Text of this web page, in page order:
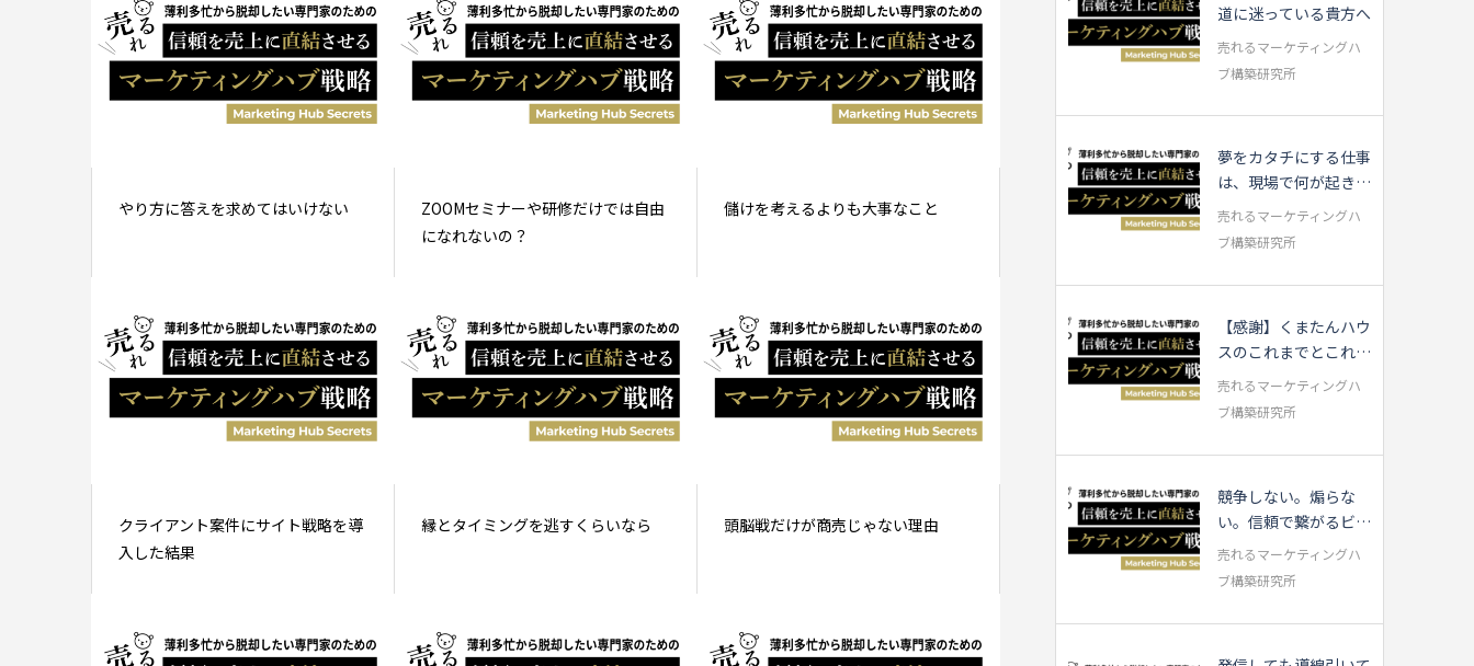
やり方に答えを求めてはいけない
ZOOMセミナーや研修だけでは自由
になれないの？
儲けを考えるよりも大事なこと
クライアント案件にサイト戦略を導
入した結果
縁とタイミングを逃すくらいなら 頭脳戦だけが商売じゃない理由
道に迷っている貴方へ
売れるマーケティングハ
ブ構築研究所
夢をカタチにする仕事
は、現場で何が起きて
いるのか
売れるマーケティングハ
ブ構築研究所
【感謝】くまたんハウ
スのこれまでとこれか
ら・・・
売れるマーケティングハ
ブ構築研究所
競争しない。煽らな
い。信頼で繋がるビジ
ネスの話
売れるマーケティングハ
ブ構築研究所